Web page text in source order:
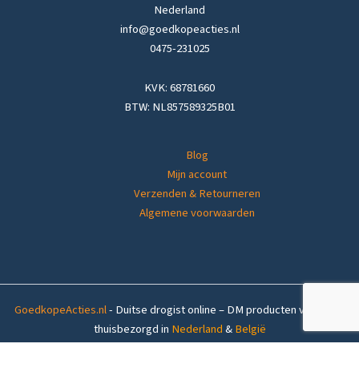
Nederland
info@goedkopeacties.nl
0475-231025
KVK: 68781660
BTW: NL857589325B01
Blog
Mijn account
Verzenden & Retourneren
Algemene voorwaarden
GoedkopeActies.nl- Duitse drogist online – DM producten voordelig
thuisbezorgd in Nederland&België